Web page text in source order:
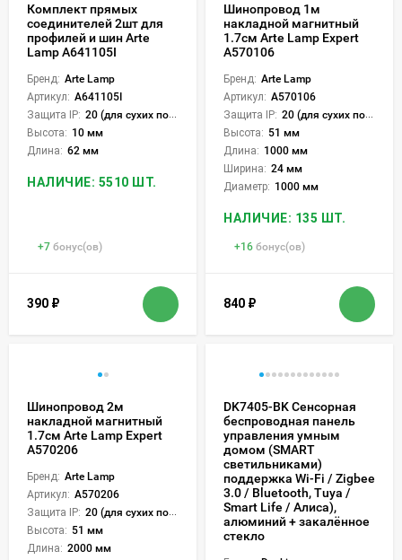
Комплект прямых
соединителей 2шт для
профилей и шин Arte
Lamp A641105I
Бренд: Arte Lamp
Артикул: A641105I
Защита IP: 20 (для сухих пом.)
Высота: 10 мм
Длина: 62 мм
НАЛИЧИЕ: 5510 ШТ.
+7 бонус(ов)
390 ₽
Шинопровод 1м
накладной магнитный
1.7см Arte Lamp Expert
A570106
Бренд: Arte Lamp
Артикул: A570106
Защита IP: 20 (для сухих пом.)
Высота: 51 мм
Длина: 1000 мм
Ширина: 24 мм
Диаметр: 1000 мм
НАЛИЧИЕ: 135 ШТ.
+16 бонус(ов)
840 ₽
Шинопровод 2м
накладной магнитный
1.7см Arte Lamp Expert
A570206
Бренд: Arte Lamp
Артикул: A570206
Защита IP: 20 (для сухих пом.)
Высота: 51 мм
Длина: 2000 мм
DK7405-BK Сенсорная
беспроводная панель
управления умным
домом (SMART
светильниками)
поддержка Wi-Fi / Zigbee
3.0 / Bluetooth, Tuya /
Smart Life / Алиса),
алюминий + закалённое
стекло